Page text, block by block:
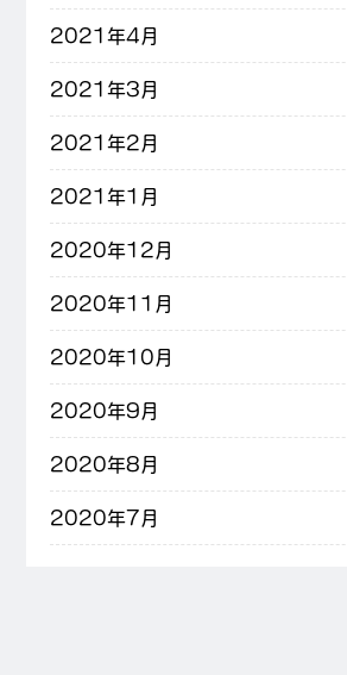
2021年4月
2021年3月
2021年2月
2021年1月
2020年12月
2020年11月
2020年10月
2020年9月
2020年8月
2020年7月